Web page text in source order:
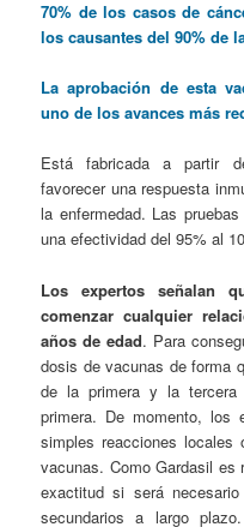
70% de los casos de
los causantes del 90% de
La aprobación de esta
uno de los avances más
Está fabricada a partir
favorecer una respuesta
la enfermedad. Las
una efectividad del 95% al
Los expertos señalan
comenzar cualquier
años de edad. Para
dosis de vacunas de forma
de la primera y la
primera. De momento, los
simples reacciones
vacunas. Como Gardasil es
exactitud si será
secundarios a largo